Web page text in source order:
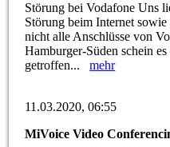
Störung bei Vodafone Uns
Störung beim Internet
nicht alle Anschlüsse von
Hamburger-Süden schein
getroffen...mehr
11.03.2020, 06:55
MiVoice Video